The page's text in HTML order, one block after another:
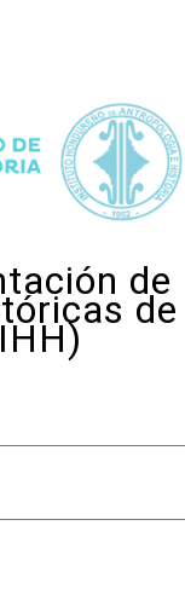
de
de